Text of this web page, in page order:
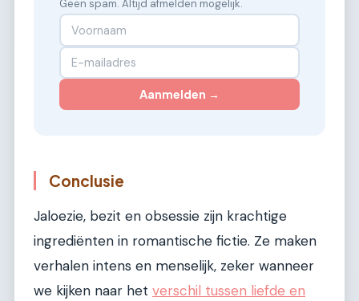
Geen spam. Altijd afmelden mogelijk.
Aanmelden →
Conclusie
Jaloezie, bezit en obsessie zijn krachtige
ingrediënten in romantische fictie. Ze maken
verhalen intens en menselijk, zeker wanneer
we kijken naar het verschil tussen liefde en